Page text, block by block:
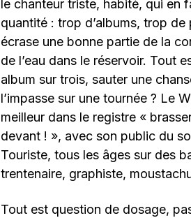
le chanteur triste, habité, qui en
quantité : trop d’albums, trop
écrase une bonne partie de la
de l’eau dans le réservoir. Tout
album sur trois, sauter une
l’impasse sur une tournée ? Le
meilleur dans le registre «
devant ! », avec son public du
Touriste, tous les âges sur des
trentenaire, graphiste,
Tout est question de dosage,